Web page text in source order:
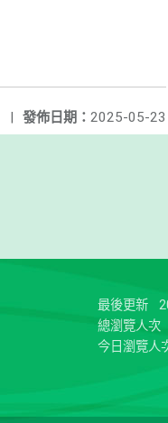
發佈日期： 2025-05-23
|
最後更新
總瀏覽人次
今日瀏覽人